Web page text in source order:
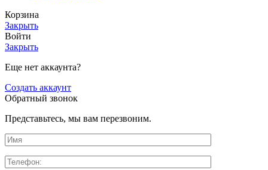
Корзина
Закрыть
Войти
Закрыть
Еще нет аккаунта?
Создать аккаунт
Обратный звонок
Представьтесь, мы вам перезвоним.